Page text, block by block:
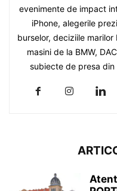
evenimente de impact
iPhone, alegerile
burselor, deciziile
masini de la BMW,
subiecte de presa